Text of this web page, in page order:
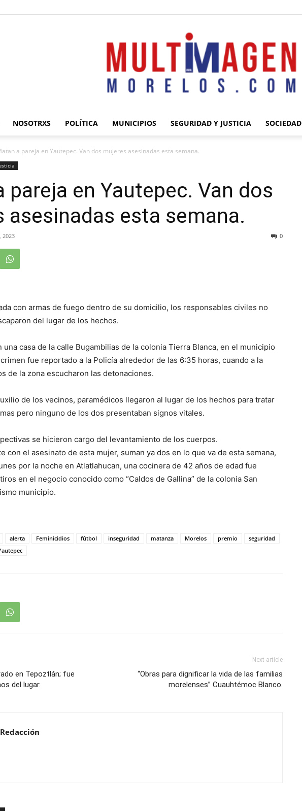
NOSOTRXS POLÍTICA MUNICIPIOS SEGURIDAD Y JUSTICIA SOCIEDAD
a pareja en Yautepec. Van dos mujeres asesinadas esta semana.
pareja en Yautepec. Van dos
asesinadas esta semana.
2023 0
con armas de fuego dentro de su domicilio, los responsables civiles no
del lugar de los hechos.
una casa de la calle Bugambilias de la colonia Tierra Blanca, en el municipio
fue reportado a la Policía alrededor de las 6:35 horas, cuando a la
de la zona escucharon las detonaciones.
de los vecinos, paramédicos llegaron al lugar de los hechos para tratar
pero ninguno de los dos presentaban signos vitales.
se hicieron cargo del levantamiento de los cuerpos.
con el asesinato de esta mujer, suman ya dos en lo que va de esta semana,
por la noche en Atlatlahucan, una cocinera de 42 años de edad fue
en el negocio conocido como “Caldos de Gallina” de la colonia San
municipio.
alerta Feminicidios fútbol inseguridad matanza Morelos premio
seguridad
en Tepoztlán; fue
del lugar.
Next article
“Obras para dignificar la vida de las familias
morelenses” Cuauhtémoc Blanco.
Redacción